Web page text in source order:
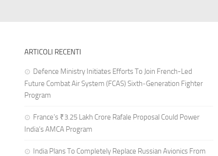
ARTICOLI RECENTI
Defence Ministry Initiates Efforts To Join French-Led
Future Combat Air System (FCAS) Sixth‑Generation Fighter
Program
France’s ₹3.25 Lakh Crore Rafale Proposal Could Power
India’s AMCA Program
India Plans To Completely Replace Russian Avionics From